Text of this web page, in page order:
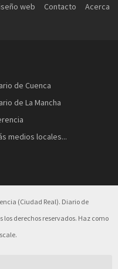
web Contacto
Acerca
de Cuenca
de La Mancha
medios locales...
(Ciudad Real). Diario de
derechos reservados. Haz como